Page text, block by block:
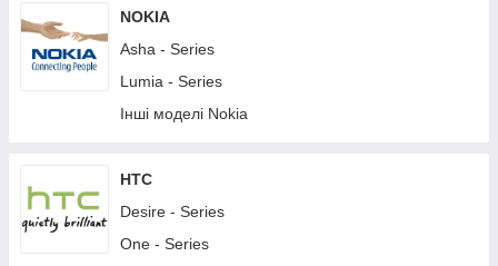
X - Series
XA - Series
XZ - Series
Z - Series
Планшети Sony
NOKIA
Asha - Series
Lumia - Series
Інші моделі Nokia
HTC
Desire - Series
One - Series